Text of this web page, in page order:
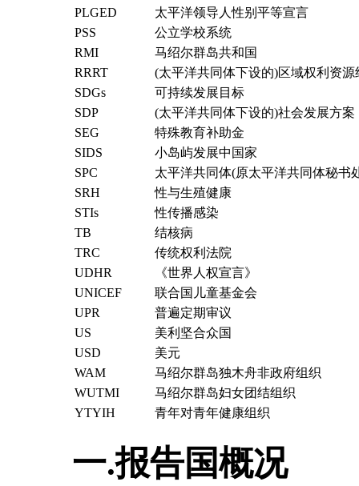
PLGED
太平洋领导人性别平等宣言
PSS
公立学校系统
RMI
马绍尔群岛共和国
RRRT
(太平洋共同体下设的)区域权利资源
SDGs
可持续发展目标
SDP
(太平洋共同体下设的)社会发展方案
SEG
特殊教育补助金
SIDS
小岛屿发展中国家
SPC
太平洋共同体(原太平洋共同体秘书
SRH
性与生殖健康
STIs
性传播感染
TB
结核病
TRC
传统权利法院
UDHR
《世界人权宣言》
UNICEF
联合国儿童基金会
UPR
普遍定期审议
US
美利坚合众国
USD
美元
WAM
马绍尔群岛独木舟非政府组织
WUTMI
马绍尔群岛妇女团结组织
YTYIH
青年对青年健康组织
一.报告国概况